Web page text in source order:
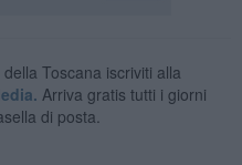
Toscana iscriviti alla
Arriva gratis tutti i giorni
di posta.